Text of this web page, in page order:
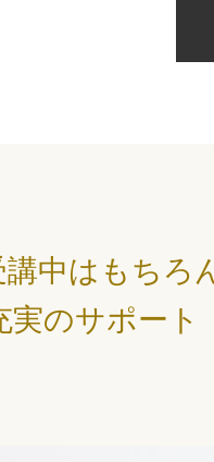
中はもちろ
実のサポート